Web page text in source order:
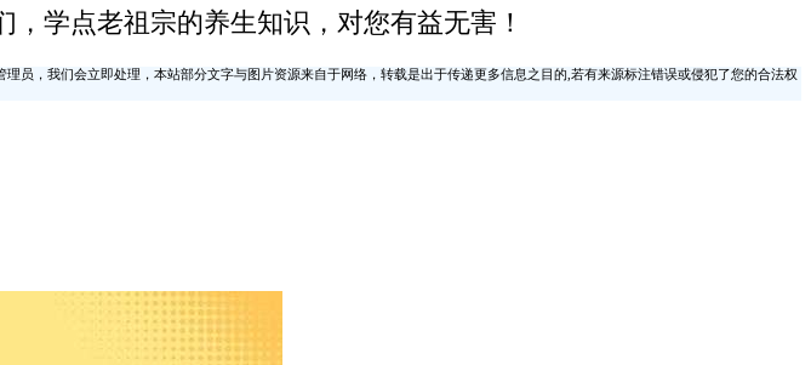
学点老祖宗的养生知识，对您有益无害！
，我们会立即处理，本站部分文字与图片资源来自于网络，转载是出于传递更多信息之目的,若有来源标注错误或侵犯了您的合法权